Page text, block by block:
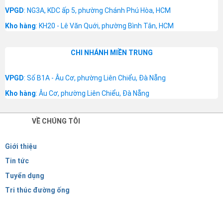
VPGD: NG3A, KDC ấp 5, phường Chánh Phú Hòa, HCM
Kho hàng: KH20 - Lê Văn Quới, phường Bình Tân, HCM
CHI NHÁNH MIỀN TRUNG
VPGD: Số B1A - Âu Cơ, phường Liên Chiểu, Đà Nẵng
Kho hàng: Âu Cơ, phường Liên Chiểu, Đà Nẵng
VỀ CHÚNG TÔI
Giới thiệu
Tin tức
Tuyển dụng
Tri thúc đường ống